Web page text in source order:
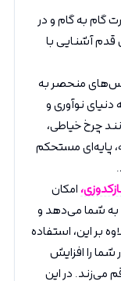
گام به گام و در
قدم آشنایی با
منحصر به
نوآوری و
چرخ خیاطی،
پایه‌ای مستحکم
امکان
به شما می‌دهد و
بر این، استفاده
شما را افزایش
می‌زند. در این